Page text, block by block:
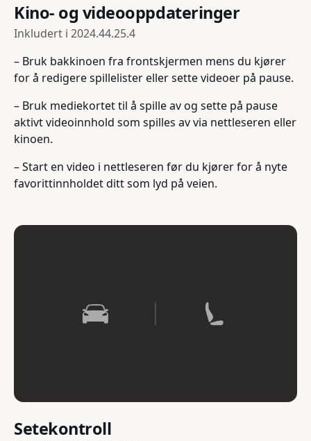
Kino- og videooppdateringer
Inkludert i 2024.44.25.4
– Bruk bakkinoen fra frontskjermen mens du kjører
for å redigere spillelister eller sette videoer på pause.
– Bruk mediekortet til å spille av og sette på pause
aktivt videoinnhold som spilles av via nettleseren eller
kinoen.
– Start en video i nettleseren før du kjører for å nyte
favorittinnholdet ditt som lyd på veien.
Setekontroll